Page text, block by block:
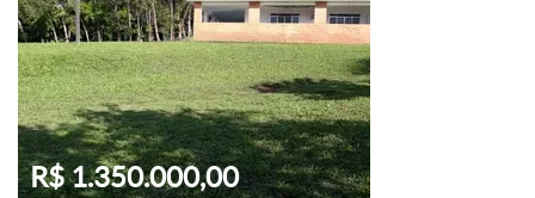
R$ 1.350.000,00